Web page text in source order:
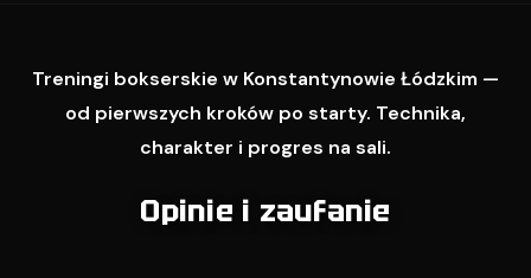
Treningi bokserskie w Konstantynowie Łódzkim —
od pierwszych kroków po starty. Technika,
charakter i progres na sali.
Opinie i zaufanie